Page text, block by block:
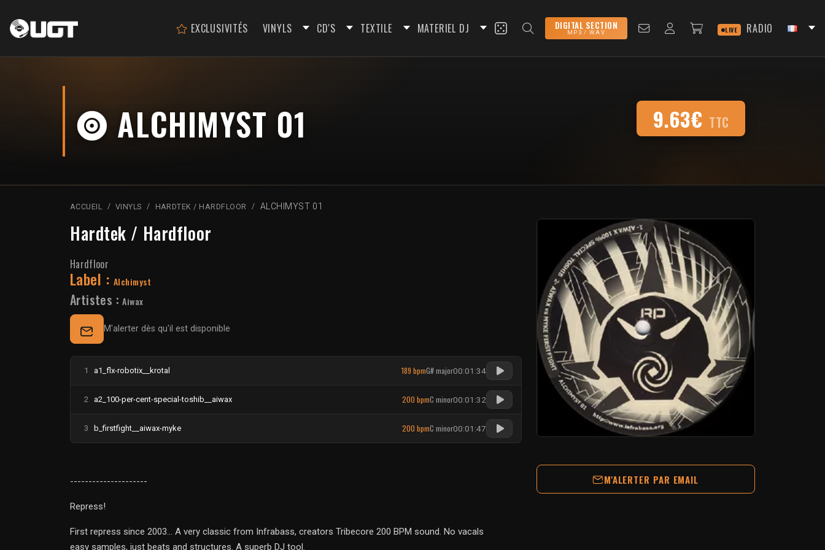
EXCLUSIVITÉS VINYLS CD'S TEXTILE MATERIEL DJ DIGITAL SECTION
MP3 / WAV LIVE RADIO
ALCHIMYST 01 9.63€ TTC
ACCUEIL VINYLS HARDTEK / HARDFLOOR ALCHIMYST 01
Hardtek / Hardfloor
Hardfloor
Label : Alchimyst
Artistes :Aiwax
M'alerter dès qu'il est disponible
1 a1_flx-robotix__krotal 189 bpmG# major00:01:34
2 a2_100-per-cent-special-toshib__aiwax 200 bpmC minor00:01:32
3 b_firstfight__aiwax-myke 200 bpmC minor00:01:47
---------------------
Repress!
First repress since 2003... A very classic from Infrabass, creators Tribecore 200 BPM sound. No vacals
easy samples, just beats and structures. A superb DJ tool.
M'ALERTER PAR EMAIL